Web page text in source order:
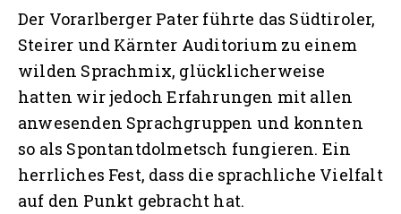
Der Vorarlberger Pater führte das Südtiroler,
Steirer und Kärnter Auditorium zu einem
wilden Sprachmix, glücklicherweise
hatten wir jedoch Erfahrungen mit allen
anwesenden Sprachgruppen und konnten
so als Spontantdolmetsch fungieren. Ein
herrliches Fest, dass die sprachliche Vielfalt
auf den Punkt gebracht hat.